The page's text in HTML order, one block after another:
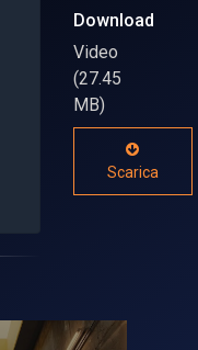
Download
Video
(27.45
MB)
Scarica